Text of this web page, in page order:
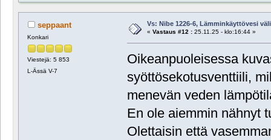
seppaant
Konkari
Viestejä: 5 853
L-Ässä V-7
Vs: Nibe 1226-6, Lämminkäyttövesi
« Vastaus #12 :25.11.25 - klo:16:44 »
Oikeanpuoleisessa
syöttösekotusventtiili,
menevän veden
En ole aiemmin nähnyt
Olettaisin että